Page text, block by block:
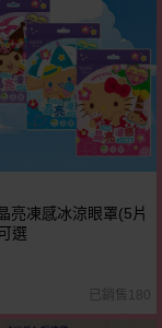
亮凍感冰涼眼罩(5片
選
已銷售180